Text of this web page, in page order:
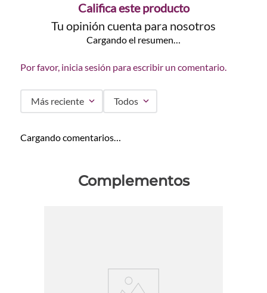
Califica este producto
Tu opinión cuenta para nosotros
Cargando el resumen…
Por favor, inicia sesión para escribir un comentario.
Más reciente Todos
Cargando comentarios…
Complementos